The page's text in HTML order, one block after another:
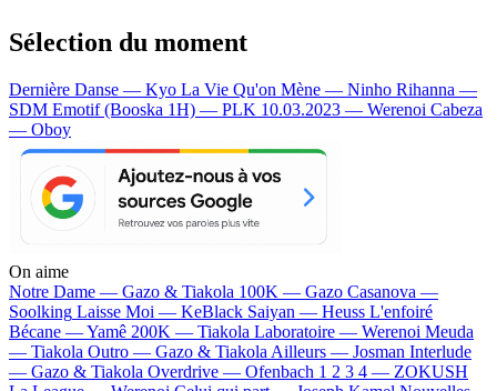
Sélection du moment
Dernière Danse — Kyo La Vie Qu'on Mène — Ninho Rihanna —
SDM Emotif (Booska 1H) — PLK 10.03.2023 — Werenoi Cabeza
— Oboy
On aime
Notre Dame — Gazo & Tiakola 100K — Gazo Casanova —
Soolking Laisse Moi — KeBlack Saiyan — Heuss L'enfoiré
Bécane —Yamê 200K — Tiakola Laboratoire — Werenoi Meuda
— Tiakola Outro — Gazo & Tiakola Ailleurs — Josman Interlude
— Gazo & Tiakola Overdrive — Ofenbach 1 2 3 4 — ZOKUSH